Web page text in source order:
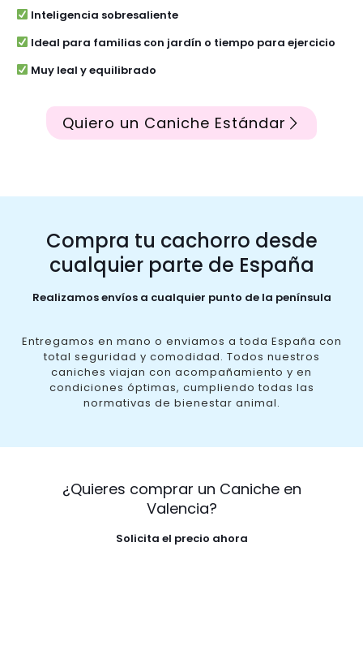
Inteligencia sobresaliente
Ideal para familias con jardín o tiempo para ejercicio
Muy leal y equilibrado
Quiero un Caniche Estándar
Compra tu cachorro desde
cualquier parte de España
Realizamos envíos a cualquier punto de la península
Entregamos en mano o enviamos a toda España con
total seguridad y comodidad. Todos nuestros
caniches viajan con acompañamiento y en
condiciones óptimas, cumpliendo todas las
normativas de bienestar animal.
¿Quieres comprar un Caniche en
Valencia?
Solicita el precio ahora